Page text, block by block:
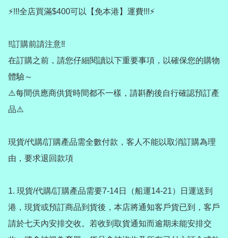
⚡️!!!全店買滿$400可以【免本港】運費!!!⚡️
‼️訂購前請注意‼️
在訂購之前，請您仔細閱讀以下重要事項，以確保您的購物
體驗～
⚠️每間供應商供貨時間都不一樣，請斟酌後自行確認預訂產
品⚠️
現貨/代購/訂購產品需全數付款，客人不能以取消訂購為理
由，要求退回款項
1. 現貨/代購/訂購產品需要7-14日（船運14-21）日運送到
港，現貨或預訂商品到貨後，本店將通知客戶貨已到，客戶
請於七天內安排交收。若收到取貨通知而逾期未能安排交